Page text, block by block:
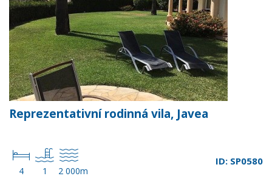
Reprezentativní rodinná vila, Javea
4 1 2 000m
ID: SP0580